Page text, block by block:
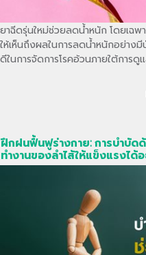
ยาฉีดรุ่นใหม่ช่วยลดน้ำหนัก โดยเฉพ
ให้เห็นถึงผลในการลดน้ำหนักอย่าง
ดีในการจัดการโรคอ้วนภายใต้การ
ฝึกฝนฟื้นฟูร่างกาย: การบำบัด
ทำงานของลำไส้ให้แข็งแรงได้อ